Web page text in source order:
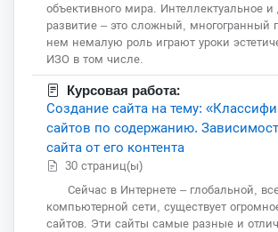
объективного мира. Интеллектуальное и
развитие – это сложный, многогранный
нем немалую роль играют уроки
ИЗО в том числе.
Курсовая работа:
Создание сайта на тему:
сайтов по содержанию.
сайта от его контента
30 страниц(ы)
Сейчас в Интернете – глобальной,
компьютерной сети, существует
сайтов. Эти сайты самые разные и